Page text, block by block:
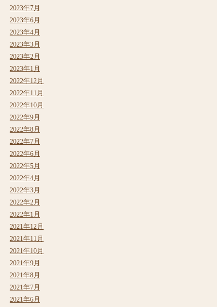
2023年7月
2023年6月
2023年4月
2023年3月
2023年2月
2023年1月
2022年12月
2022年11月
2022年10月
2022年9月
2022年8月
2022年7月
2022年6月
2022年5月
2022年4月
2022年3月
2022年2月
2022年1月
2021年12月
2021年11月
2021年10月
2021年9月
2021年8月
2021年7月
2021年6月